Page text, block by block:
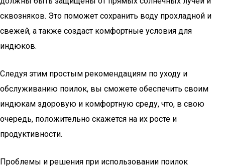
сквозняков. Это поможет сохранить воду прохладной и
свежей, а также создаст комфортные условия для
индюков.
Следуя этим простым рекомендациям по уходу и
обслуживанию поилок, вы сможете обеспечить своим
индюкам здоровую и комфортную среду, что, в свою
очередь, положительно скажется на их росте и
продуктивности.
Проблемы и решения при использовании поилок